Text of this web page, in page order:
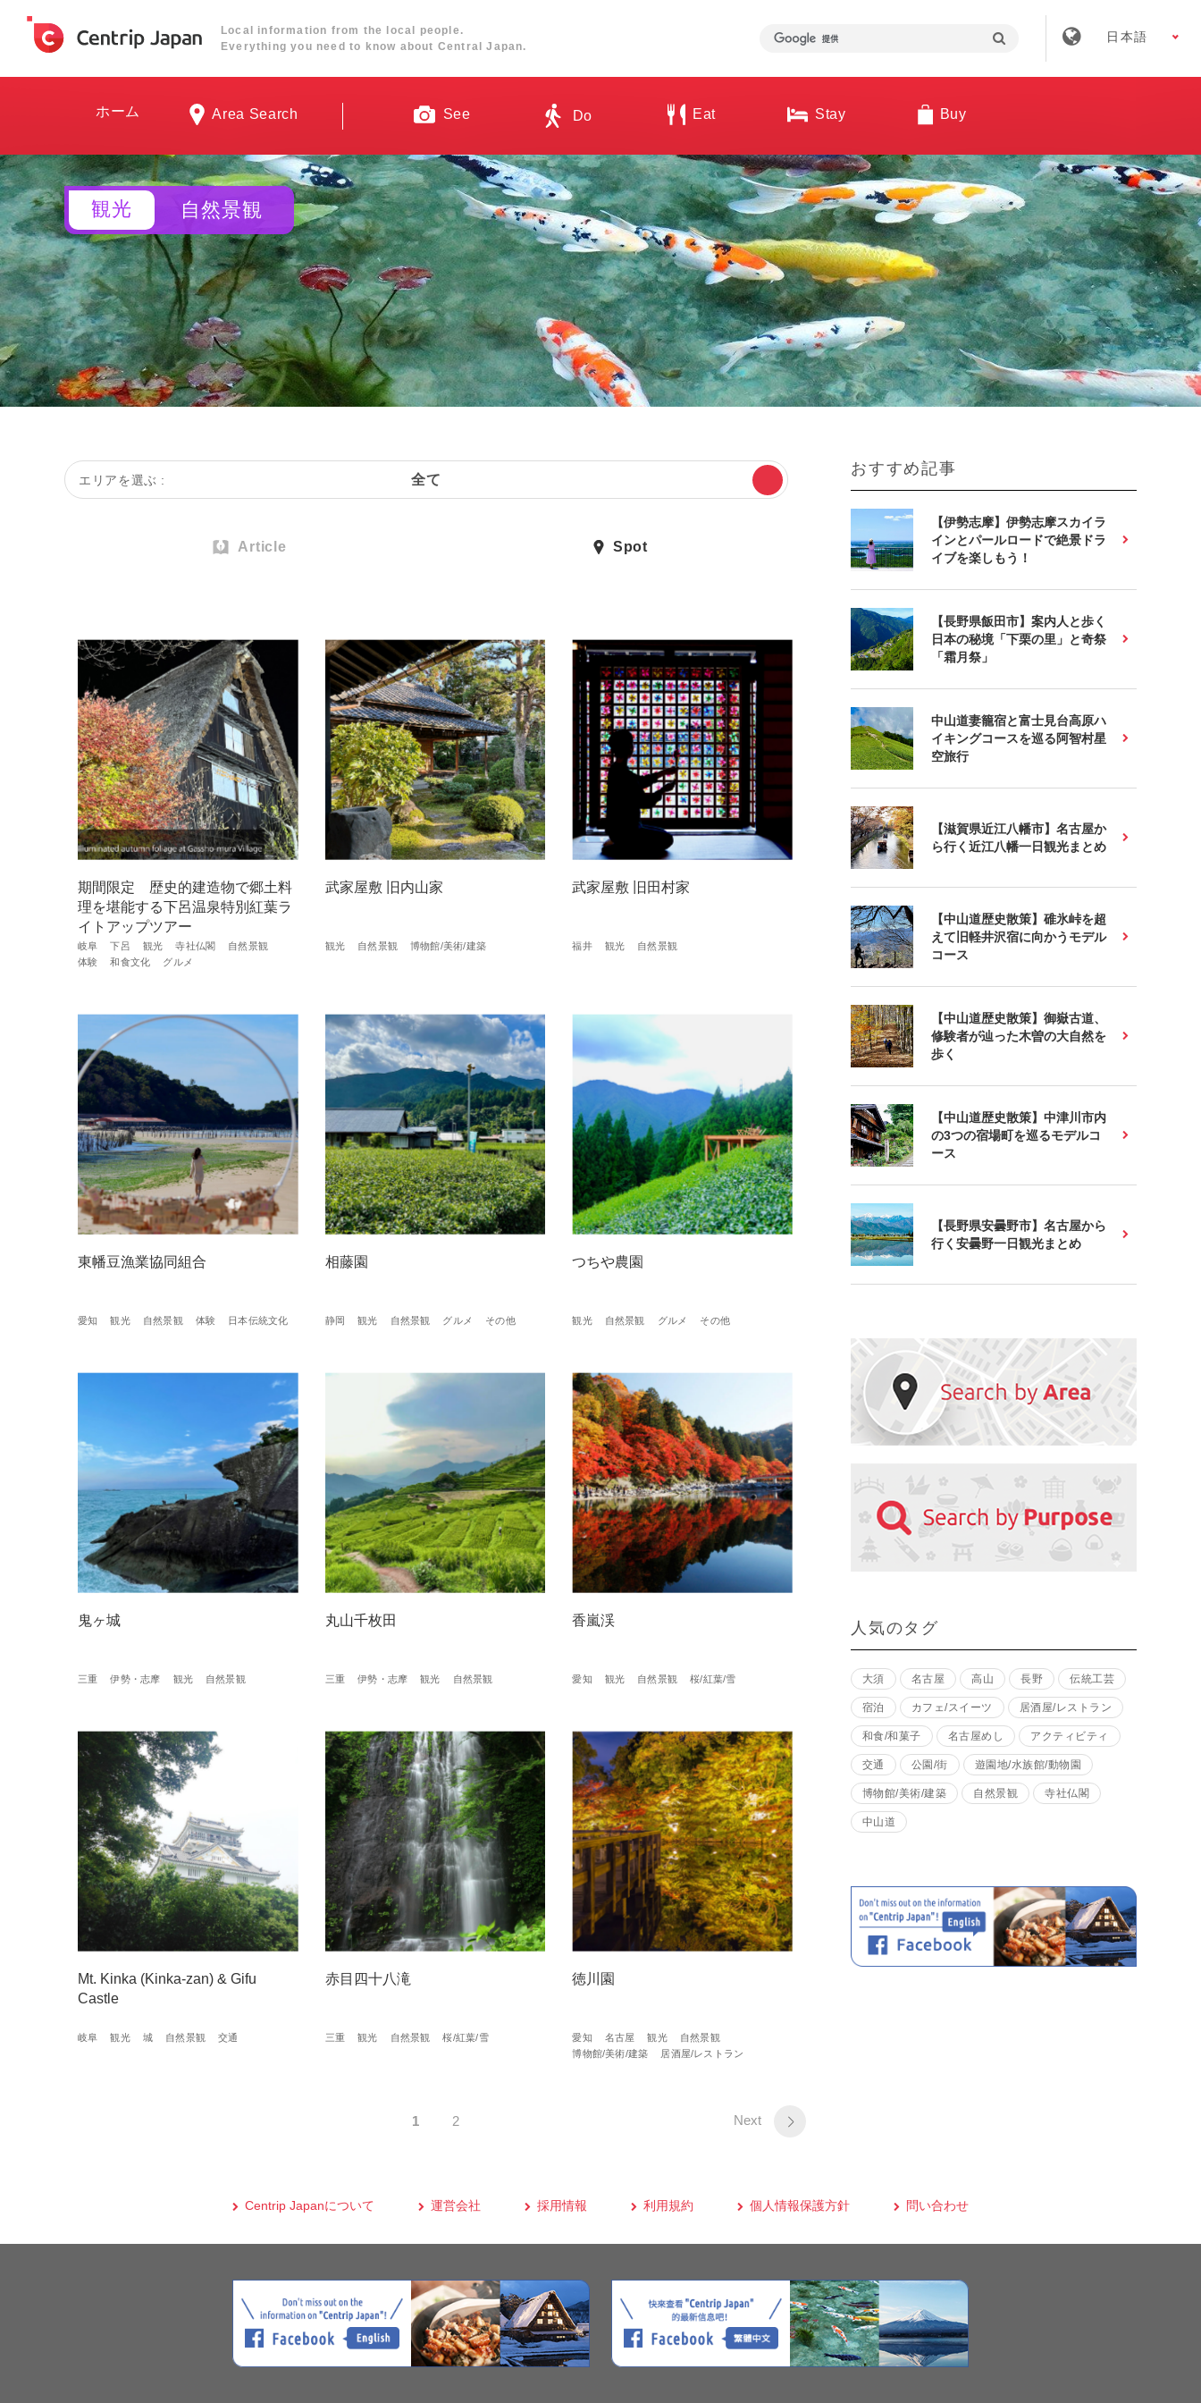
Local information from the local people.
Everything you need to know about Central Japan.
日本語
ホーム Area Search See Do Eat Stay Buy
観光 自然景観
エリアを選ぶ : 全て
Article Spot
期間限定 歴史的建造物で郷土料
理を堪能する下呂温泉特別紅葉ラ
イトアップツアー
岐阜 下呂 観光 寺社仏閣
自然景観
体験
和食文化 グルメ
武家屋敷 旧内⼭家
観光 自然景観 博物館/美術/建築
武家屋敷 旧田村家
福井 観光 自然景観
東幡豆漁業協同組合
愛知 観光 自然景観 体験 日本伝統文化
相藤園
静岡 観光 自然景観 グルメ その他
つちや農園
観光 自然景観 グルメ その他
鬼ヶ城
三重 伊勢・志摩 観光 自然景観
丸山千枚田
三重 伊勢・志摩 観光 自然景観
香嵐渓
愛知 観光 自然景観 桜/紅葉/雪
Mt. Kinka (Kinka-zan) & Gifu
Castle
岐阜 観光 城 自然景観 交通
赤目四十八滝
三重 観光 自然景観 桜/紅葉/雪
徳川園
愛知 名古屋 観光
自然景観
博物館/美術/建築
居酒屋/レストラン
1 2 Next
おすすめ記事
【伊勢志摩】伊勢志摩スカイラ
インとパールロードで絶景ドラ
イブを楽しもう！
【長野県飯田市】案内人と歩く
日本の秘境「下栗の里」と奇祭
「霜月祭」
中山道妻籠宿と富士見台高原ハ
イキングコースを巡る阿智村星
空旅行
【滋賀県近江八幡市】名古屋か
ら行く近江八幡一日観光まとめ
【中山道歴史散策】碓氷峠を超
えて旧軽井沢宿に向かうモデル
コース
【中山道歴史散策】御嶽古道、
修験者が辿った木曽の大自然を
歩く
【中山道歴史散策】中津川市内
の3つの宿場町を巡るモデルコ
ース
【長野県安曇野市】名古屋から
行く安曇野一日観光まとめ
人気のタグ
大須 名古屋 高山 長野 伝統工芸
宿泊 カフェ/スイーツ 居酒屋/レストラン
和食/和菓子 名古屋めし アクティビティ
交通 公園/街 遊園地/水族館/動物園
博物館/美術/建築 自然景観 寺社仏閣
中山道
Centrip Japanについて 運営会社 採用情報 利用規約 個人情報保護方針 問い合わせ